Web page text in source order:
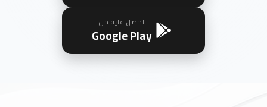
احصل عليه من
Google Play